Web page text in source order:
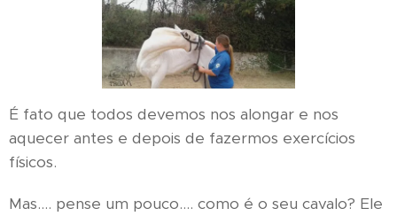
É fato que todos devemos nos alongar e nos
aquecer antes e depois de fazermos exercícios
físicos.
Mas.... pense um pouco.... como é o seu cavalo? Ele